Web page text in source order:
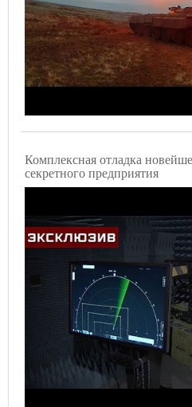
Комплексная отладка
секретного предприятия